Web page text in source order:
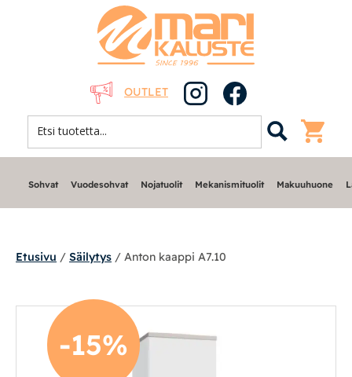
OUTLET
Sohvat
Nojatuolit
Sohvat Vuodesohvat Nojatuolit Mekanismituolit Makuuhuone
Etusivu / Säilytys / Anton kaappi A7.10
-15%